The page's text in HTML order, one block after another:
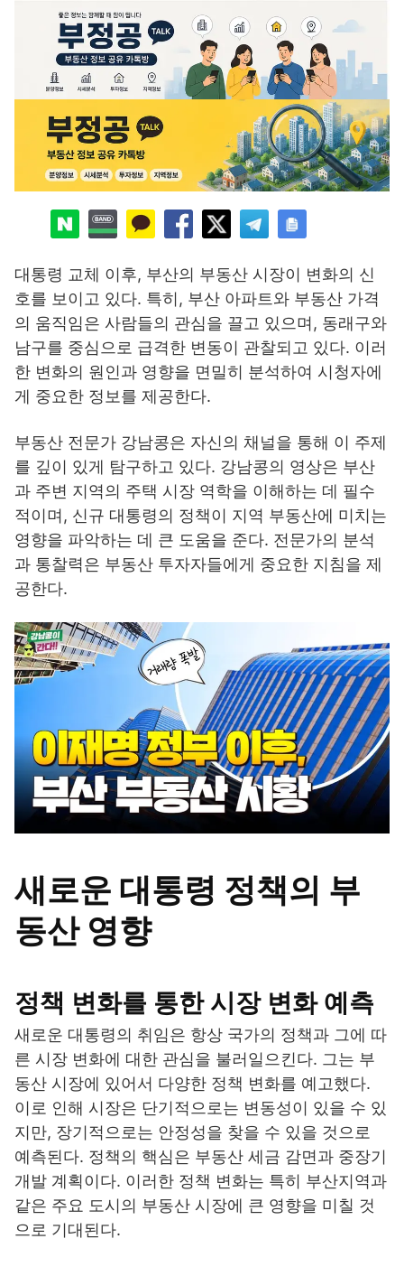
대통령 교체 이후, 부산의 부동산 시장이 변화의 신
호를 보이고 있다. 특히, 부산 아파트와 부동산 가격
의 움직임은 사람들의 관심을 끌고 있으며, 동래구와
남구를 중심으로 급격한 변동이 관찰되고 있다. 이러
한 변화의 원인과 영향을 면밀히 분석하여 시청자에
게 중요한 정보를 제공한다.
부동산 전문가 강남콩은 자신의 채널을 통해 이 주제
를 깊이 있게 탐구하고 있다. 강남콩의 영상은 부산
과 주변 지역의 주택 시장 역학을 이해하는 데 필수
적이며, 신규 대통령의 정책이 지역 부동산에 미치는
영향을 파악하는 데 큰 도움을 준다. 전문가의 분석
과 통찰력은 부동산 투자자들에게 중요한 지침을 제
공한다.
새로운 대통령 정책의 부
동산 영향
정책 변화를 통한 시장 변화 예측
새로운 대통령의 취임은 항상 국가의 정책과 그에 따
른 시장 변화에 대한 관심을 불러일으킨다. 그는 부
동산 시장에 있어서 다양한 정책 변화를 예고했다.
이로 인해 시장은 단기적으로는 변동성이 있을 수 있
지만, 장기적으로는 안정성을 찾을 수 있을 것으로
예측된다. 정책의 핵심은 부동산 세금 감면과 중장기
개발 계획이다. 이러한 정책 변화는 특히 부산지역과
같은 주요 도시의 부동산 시장에 큰 영향을 미칠 것
으로 기대된다.